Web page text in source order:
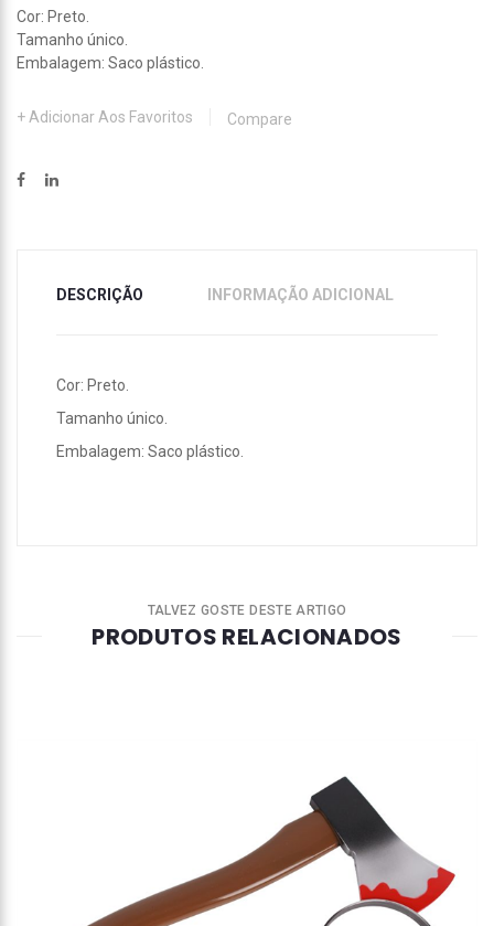
Cor: Preto.
Tamanho único.
Embalagem: Saco plástico.
Adicionar Aos Favoritos Compare
DESCRIÇÃO INFORMAÇÃO ADICIONAL
Cor: Preto.
Tamanho único.
Embalagem: Saco plástico.
TALVEZ GOSTE DESTE ARTIGO
PRODUTOS RELACIONADOS